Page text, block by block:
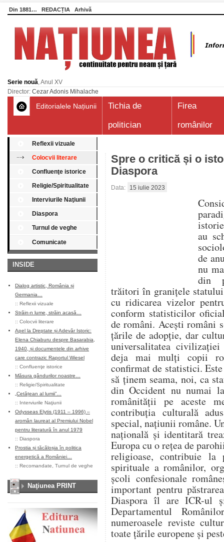
Din 1881… REDACȚIA Arhivă
Serie nouă, Anul XV
Director: Cezar Adonis Mihalache
Editorialele Națiunii
Tichia de
politician
Firea
românilor
Reflexii vizuale
Colocvii literare
Confluenţe istorice
Religie/Spiritualitate
Interviurile Naţiunii
Diaspora
Turnul de veghe
Comunicate
INSIDE
Dialog artistic, România și
Germania…
:: Reflexii vizuale
Străin-n lume, străin acasă…
:: Colocvii literare
Apel la Dreptate și Adevăr Istoric:
Elena Chiaburu despre Basarabia,
1940, și documentele din arhive
care contrazic Raportul Wiesel
:: Confluenţe istorice
Măsura gândurilor noastre…
:: Religie/Spiritualitate
„Cetățean al lumii”…
:: Interviurile Naţiunii
Odysseas Elytis (1911 – 1996) –
aromân laureat al Premiului Nobel
pentru literatură în anul 1979
:: Diaspora
Prostia și tăcăloșia în politica
energetică a României…
:: Recomandate Turnul de veghe
Naţiunea PRINT
Spre o critică și o
Diaspora
Data: 15 iulie 2023
au
de
nu
din
trăitori în granițele
cu ridicarea vizelor
conform statisticilor
de români. Acești români
țările de adopție, dar
universalitatea
deja mai mulți copii
confirmat de statistici.
să ținem seama, noi, ca
din Occident nu numai
românității pe aceste
contribuția culturală
special, națiunii române.
națională și identitară
Europa cu o rețea de
religioase, contribuie la
spirituale a românilor,
școli confesionale
important pentru
Diaspora îl are ICR-ul
Departamentul
numeroasele reviste
toate țările europene și